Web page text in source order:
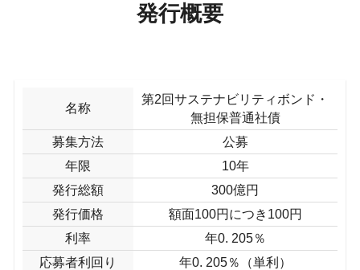
発行概要
名称
第2回サステナビリティボンド・
無担保普通社債
募集方法
公募
年限
10年
発行総額
300億円
発行価格
額面100円につき100円
利率
年0. 205％
応募者利回り
年0. 205％（単利）